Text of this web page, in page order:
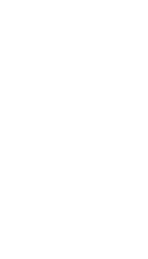
véhicules premium et diesel
la Belgique et les Pays-Bas
citadines et des petites
prix. Les différences de prix
TVA, l'offre locale et les options
les pays.
un service d'
de prix pays par pays
coûts totaux (transport, taxes,
recherchés par les
de-France
POUR IMPORTER
D'OCCASION
VÉHICULE
annonces fiables en Allemagne,